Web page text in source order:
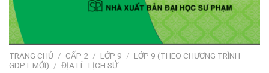
TRANG CHỦ / CẤP 2 / LỚP 9 / LỚP 9 (THEO CHƯƠNG TRÌNH
GDPT MỚI) / ĐỊA LÍ - LỊCH SỬ